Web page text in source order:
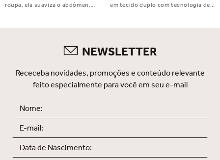
roupa, ela suaviza o abdômen,
em tecido duplo com tecnologia de
Fusion Smooth: exclusivo,
sofisticado e feito para você se
NEWSLETTER
Receceba novidades, promoções e conteúdo relevante
feito especialmente para você em seu e-mail